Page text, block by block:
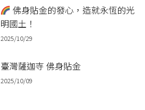
佛身貼金的發心，造就永恆的光
明國土！
2025/10/29
臺灣薩迦寺 佛身貼金
2025/10/09